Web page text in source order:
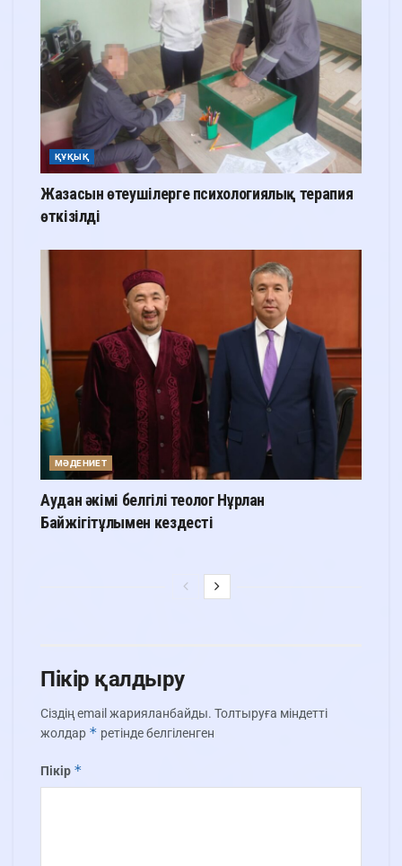
ҚҰҚЫҚ
Жазасын өтеушілерге психологиялық терапия
өткізілді
МӘДЕНИЕТ
Аудан әкімі белгілі теолог Нұрлан
Байжігітұлымен кездесті
Пікір қалдыру
Сіздің email жарияланбайды. Толтыруға міндетті
жолдар * ретінде белгіленген
Пікір *